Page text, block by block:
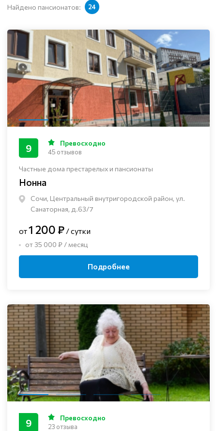
Найдено пансионатов: 24
Частные дома престарелых и пансионаты
Нонна
Сочи, Центральный внутригородской район, ул.
Санаторная, д.63/7
9 Превосходно
45 отзывов
от1 200 ₽ / сутки
от 35 000 ₽ / месяц
Подробнее
9 Превосходно
23 отзыва